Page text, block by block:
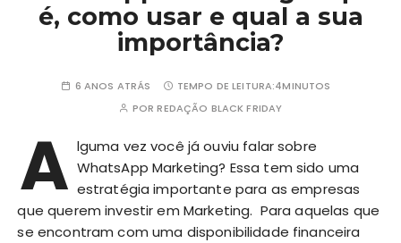
é, como usar e qual a sua
importância?
6 ANOS ATRÁS TEMPO DE LEITURA:4MINUTOS
PORREDAÇÃO BLACK FRIDAY
A lguma vez você já ouviu falar sobre
WhatsApp Marketing? Essa tem sido uma
estratégia importante para as empresas
que querem investir em Marketing. Para aquelas que
se encontram com uma disponibilidade financeira